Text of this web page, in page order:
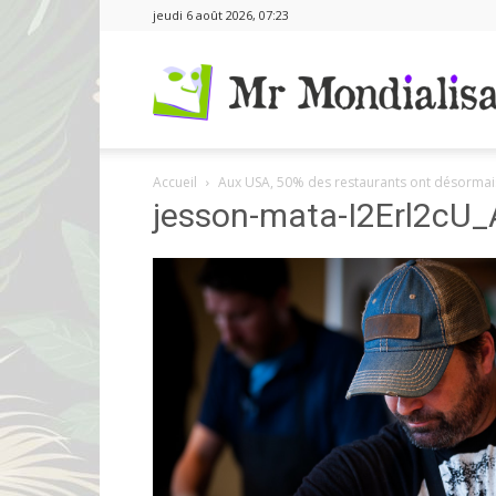
jeudi 6 août 2026, 07:23
Accueil Aux USA, 50% des restaurants ont
jesson-mata-